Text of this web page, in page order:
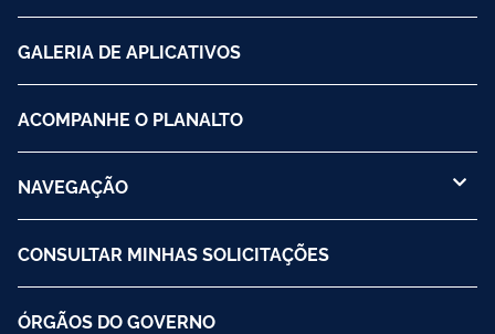
GALERIA DE APLICATIVOS
ACOMPANHE O PLANALTO
NAVEGAÇÃO
CONSULTAR MINHAS SOLICITAÇÕES
ÓRGÃOS DO GOVERNO